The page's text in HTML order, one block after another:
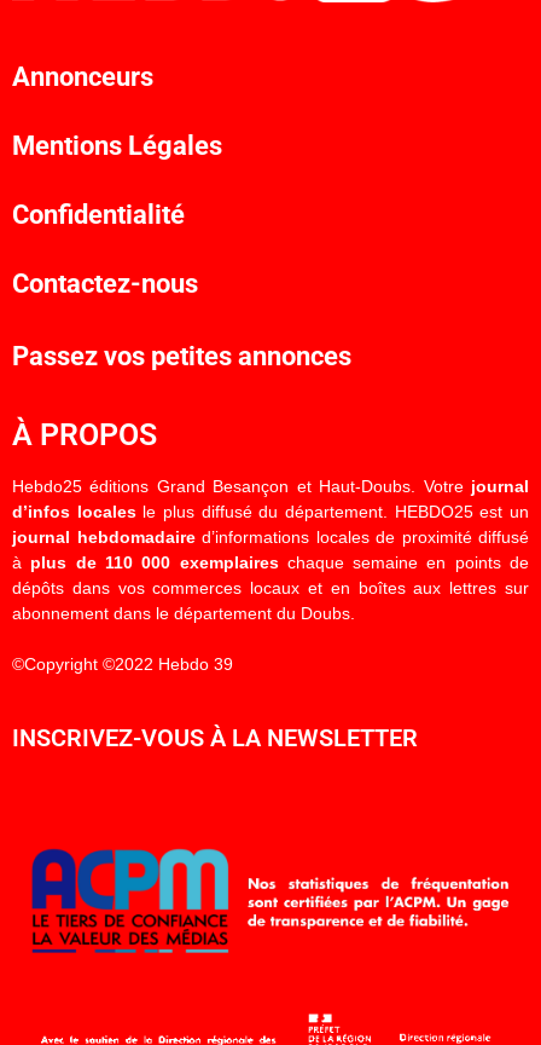
Annonceurs
Mentions Légales
Confidentialité
Contactez-nous
Passez vos petites annonces
À PROPOS
Hebdo25 éditions Grand Besançon et Haut-Doubs. Votre journal
d’infos localesle plus diffusé du département. HEBDO25 est un
journal hebdomadaired’informations locales de proximité diffusé
à plus de 110 000 exemplaireschaque semaine en points de
dépôts dans vos commerces locaux et en boîtes aux lettres sur
abonnement dans le département du Doubs.
©Copyright ©2022 Hebdo 39
INSCRIVEZ-VOUS À LA NEWSLETTER